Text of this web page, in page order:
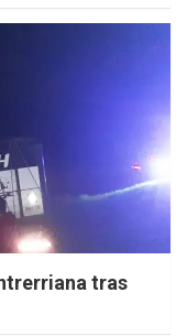
tras